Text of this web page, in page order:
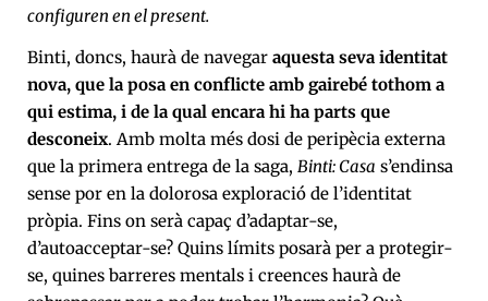
configuren en el present.
Binti, doncs, haurà de navegar aquesta seva identitat
nova, que la posa en conflicte amb gairebé tothom a
qui estima, i de la qual encara hi ha parts que
desconeix. Amb molta més dosi de peripècia externa
que la primera entrega de la saga, Binti: Casa s’endinsa
sense por en la dolorosa exploració de l’identitat
pròpia. Fins on serà capaç d’adaptar-se,
d’autoacceptar-se? Quins límits posarà per a protegir-
se, quines barreres mentals i creences haurà de